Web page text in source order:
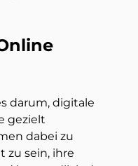
darum, digitale
gezielt
dabei zu
zu sein, ihre